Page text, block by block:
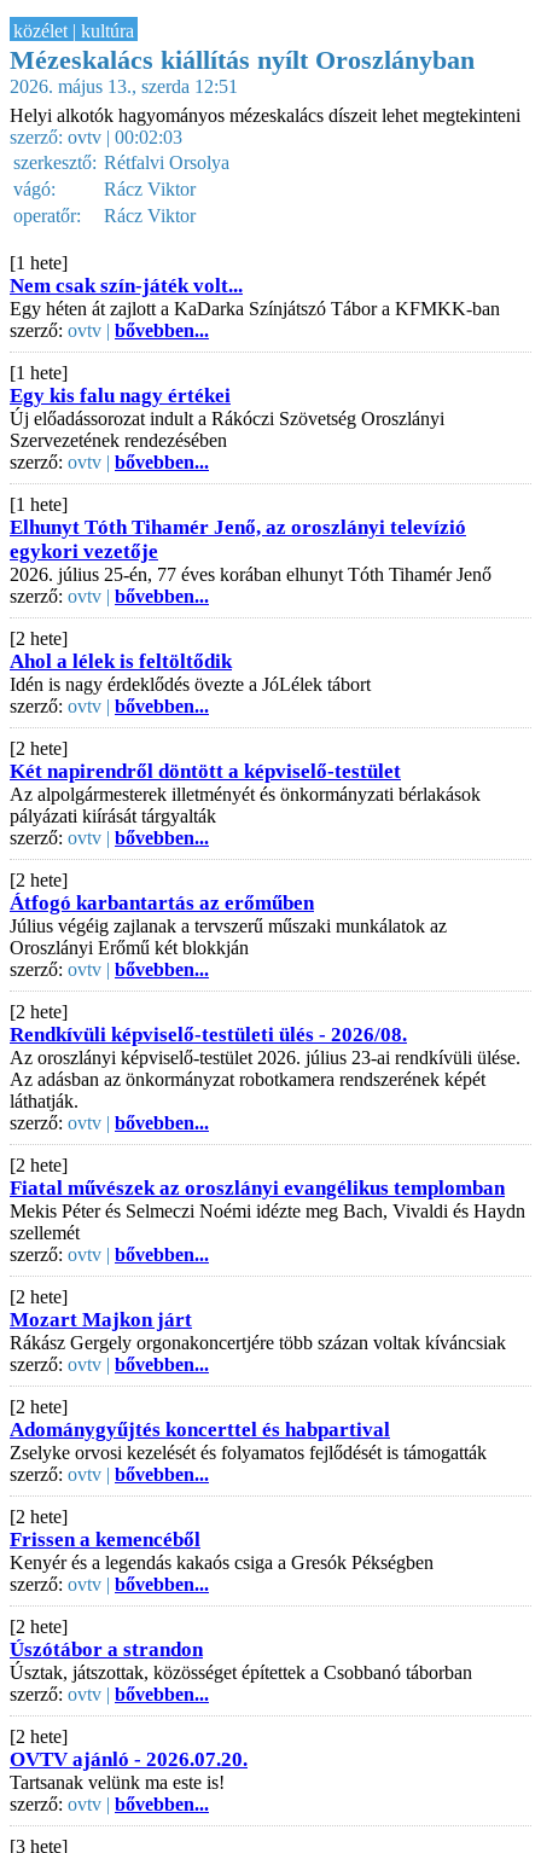
közélet | kultúra
Mézeskalács kiállítás nyílt Oroszlányban
2026. május 13., szerda 12:51
Helyi alkotók hagyományos mézeskalács díszeit lehet megtekinteni
szerző: ovtv | 00:02:03
szerkesztő: Rétfalvi Orsolya
vágó:
Rácz Viktor
operatőr:
Rácz Viktor
[1 hete]
Nem csak szín-játék volt...
Egy héten át zajlott a KaDarka Színjátszó Tábor a KFMKK-ban
szerző: ovtv | bővebben...
[1 hete]
Egy kis falu nagy értékei
Új előadássorozat indult a Rákóczi Szövetség Oroszlányi
Szervezetének rendezésében
szerző: ovtv | bővebben...
[1 hete]
Elhunyt Tóth Tihamér Jenő, az oroszlányi televízió
egykori vezetője
2026. július 25-én, 77 éves korában elhunyt Tóth Tihamér Jenő
szerző: ovtv | bővebben...
[2 hete]
Ahol a lélek is feltöltődik
Idén is nagy érdeklődés övezte a JóLélek tábort
szerző: ovtv | bővebben...
[2 hete]
Két napirendről döntött a képviselő-testület
Az alpolgármesterek illetményét és önkormányzati bérlakások
pályázati kiírását tárgyalták
szerző: ovtv | bővebben...
[2 hete]
Átfogó karbantartás az erőműben
Július végéig zajlanak a tervszerű műszaki munkálatok az
Oroszlányi Erőmű két blokkján
szerző: ovtv | bővebben...
[2 hete]
Rendkívüli képviselő-testületi ülés - 2026/08.
Az oroszlányi képviselő-testület 2026. július 23-ai rendkívüli ülése.
Az adásban az önkormányzat robotkamera rendszerének képét
láthatják.
szerző: ovtv | bővebben...
[2 hete]
Fiatal művészek az oroszlányi evangélikus templomban
Mekis Péter és Selmeczi Noémi idézte meg Bach, Vivaldi és Haydn
szellemét
szerző: ovtv | bővebben...
[2 hete]
Mozart Majkon járt
Rákász Gergely orgonakoncertjére több százan voltak kíváncsiak
szerző: ovtv | bővebben...
[2 hete]
Adománygyűjtés koncerttel és habpartival
Zselyke orvosi kezelését és folyamatos fejlődését is támogatták
szerző: ovtv | bővebben...
[2 hete]
Frissen a kemencéből
Kenyér és a legendás kakaós csiga a Gresók Pékségben
szerző: ovtv | bővebben...
[2 hete]
Úszótábor a strandon
Úsztak, játszottak, közösséget építettek a Csobbanó táborban
szerző: ovtv | bővebben...
[2 hete]
OVTV ajánló - 2026.07.20.
Tartsanak velünk ma este is!
szerző: ovtv | bővebben...
[3 hete]